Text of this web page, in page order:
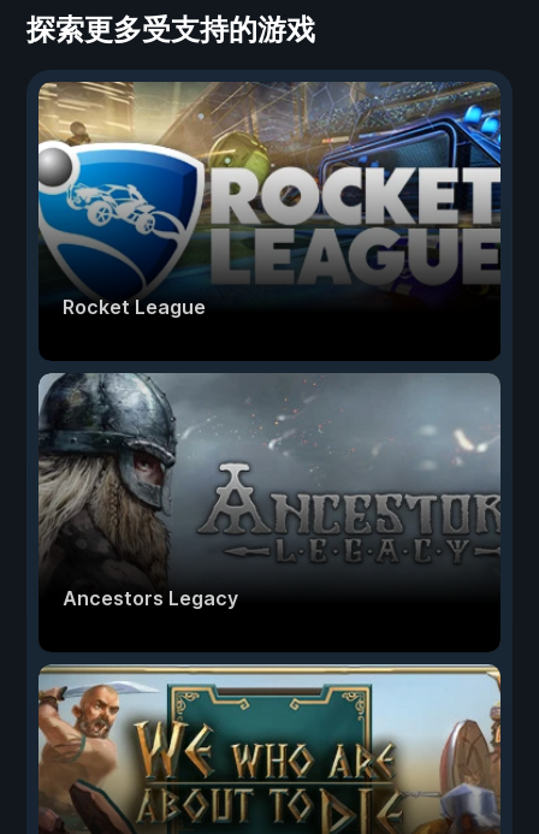
探索更多受支持的游戏
Rocket League
Ancestors Legacy